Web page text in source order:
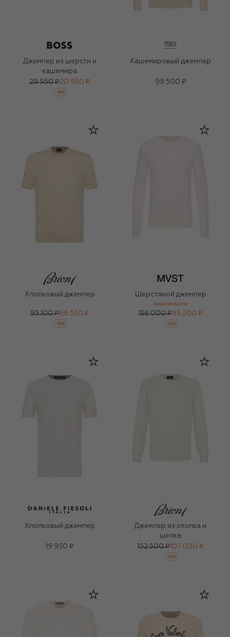
Джемпер из шерсти и
кашемира
29 950 ₽20 950 ₽
-30%
Кашемировый джемпер
99 500 ₽
Хлопковый джемпер
95 100 ₽66 550 ₽
-30%
Шерстяной джемпер
FASHION SHOW
136 000 ₽95 200 ₽
-30%
Хлопковый джемпер
19 950 ₽
Джемпер из хлопка и
шелка
152 500 ₽107 000 ₽
-30%